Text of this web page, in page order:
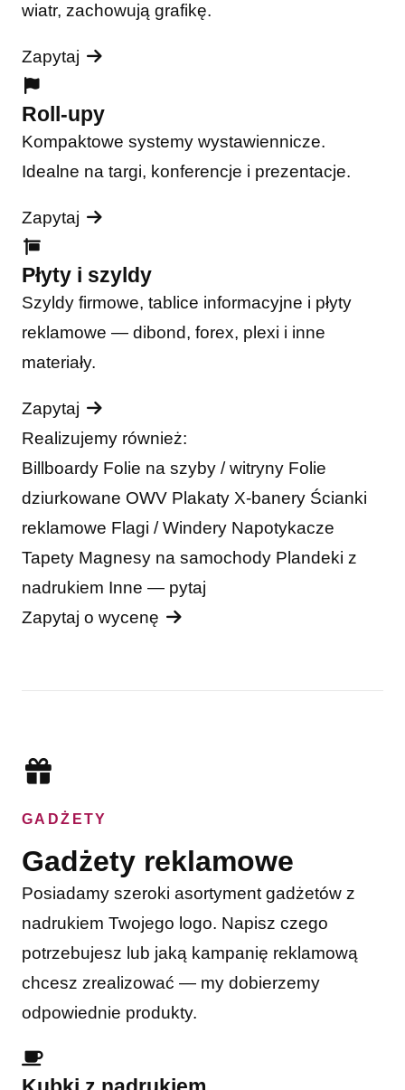
wiatr, zachowują grafikę.
Zapytaj
Roll-upy
Kompaktowe systemy wystawiennicze.
Idealne na targi, konferencje i prezentacje.
Zapytaj
Płyty i szyldy
Szyldy firmowe, tablice informacyjne i płyty
reklamowe — dibond, forex, plexi i inne
materiały.
Zapytaj
Realizujemy również:
Billboardy Folie na szyby / witryny Folie
dziurkowane OWV Plakaty X-banery Ścianki
reklamowe Flagi / Windery Napotykacze
Tapety Magnesy na samochody Plandeki z
nadrukiem Inne — pytaj
Zapytaj o wycenę
GADŻETY
Gadżety reklamowe
Posiadamy szeroki asortyment gadżetów z
nadrukiem Twojego logo. Napisz czego
potrzebujesz lub jaką kampanię reklamową
chcesz zrealizować — my dobierzemy
odpowiednie produkty.